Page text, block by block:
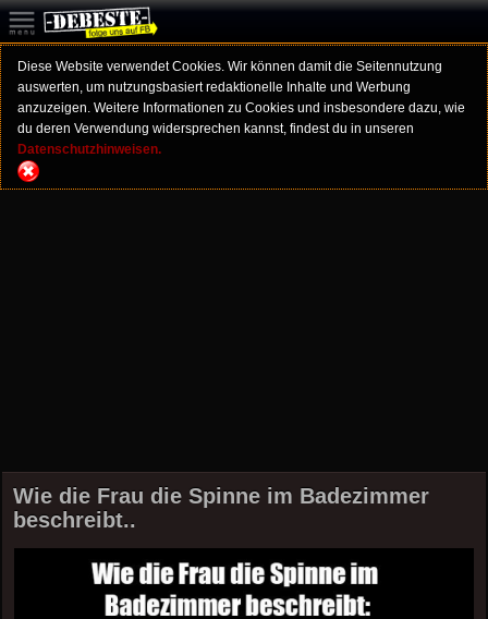
Diese Website verwendet Cookies. Wir können damit die Seitennutzung
auswerten, um nutzungsbasiert redaktionelle Inhalte und Werbung
anzuzeigen. Weitere Informationen zu Cookies und insbesondere dazu, wie
du deren Verwendung widersprechen kannst, findest du in unseren
Datenschutzhinweisen.
Wie die Frau die Spinne im Badezimmer
beschreibt..